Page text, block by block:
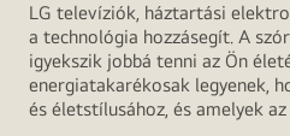
LG televíziók, háztartási
a technológia hozzásegít. A
igyekszik jobbá tenni az Ön
energiatakarékosak legyenek,
és életstílusához, és amelyek